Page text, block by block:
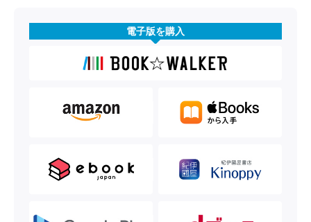
電子版を購入